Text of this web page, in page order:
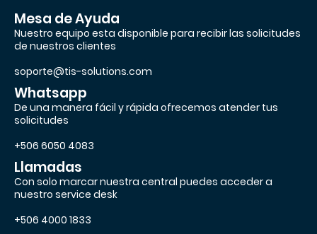
Mesa de Ayuda
Nuestro equipo esta disponible para recibir las solicitudes
de nuestros clientes
soporte@tis-solutions.com
Whatsapp
De una manera fácil y rápida ofrecemos atender tus
solicitudes
+506 6050 4083
Llamadas
Con solo marcar nuestra central puedes acceder a
nuestro service desk
+506 4000 1833